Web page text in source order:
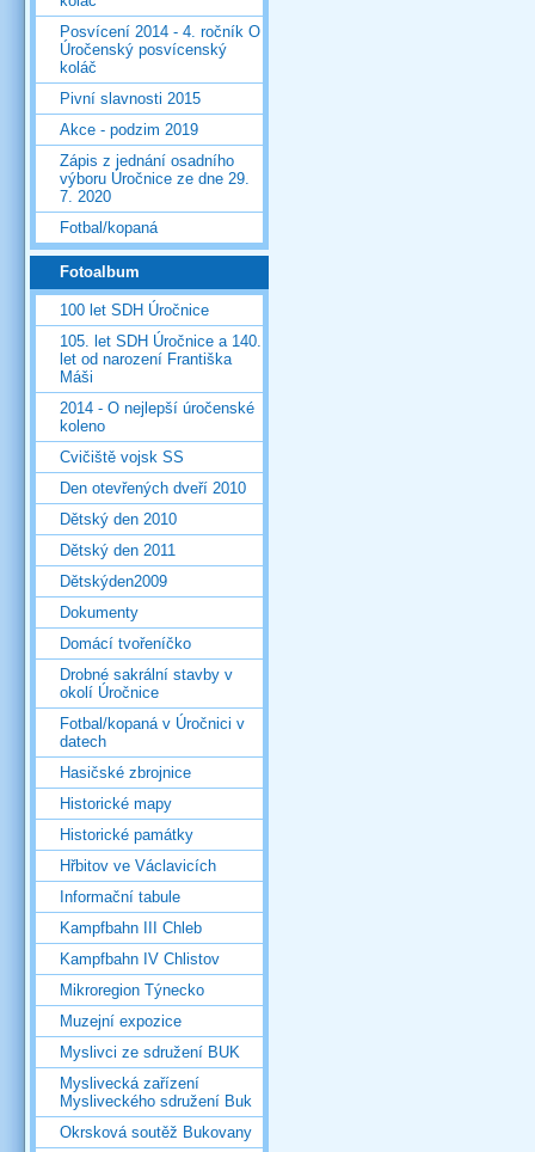
Posvícení 2014 - 4. ročník O
Úročenský posvícenský
koláč
Pivní slavnosti 2015
Akce - podzim 2019
Zápis z jednání osadního
výboru Úročnice ze dne 29.
7. 2020
Fotbal/kopaná
Fotoalbum
100 let SDH Úročnice
105. let SDH Úročnice a 140.
let od narození Františka
Máši
2014 - O nejlepší úročenské
koleno
Cvičiště vojsk SS
Den otevřených dveří 2010
Dětský den 2010
Dětský den 2011
Dětskýden2009
Dokumenty
Domácí tvořeníčko
Drobné sakrální stavby v
okolí Úročnice
Fotbal/kopaná v Úročnici v
datech
Hasičské zbrojnice
Historické mapy
Historické památky
Hřbitov ve Václavicích
Informační tabule
Kampfbahn III Chleb
Kampfbahn IV Chlistov
Mikroregion Týnecko
Muzejní expozice
Myslivci ze sdružení BUK
Myslivecká zařízení
Mysliveckého sdružení Buk
Okrsková soutěž Bukovany